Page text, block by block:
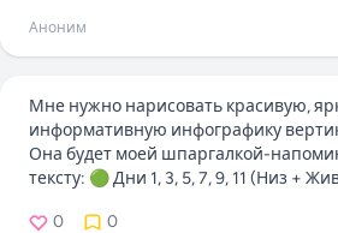
Аноним
Мне нужно нарисовать красивую,
информативную инфографику
Она будет моей шпаргалкой-
тексту: 🟢 Дни 1, 3, 5, 7, 9, 11 (Низ +
0 0